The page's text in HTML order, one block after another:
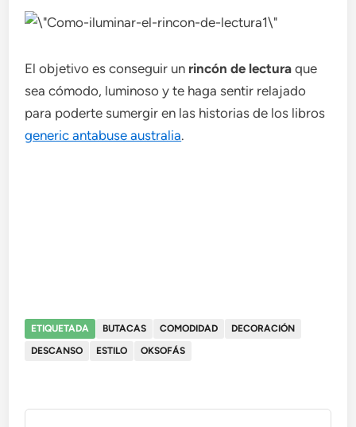
El objetivo es conseguir un rincón de lectura que
sea cómodo, luminoso y te haga sentir relajado
para poderte sumergir en las historias de los libros
generic antabuse australia.
ETIQUETADA BUTACAS COMODIDAD
DECORACIÓN
DESCANSO
ESTILO OKSOFÁS